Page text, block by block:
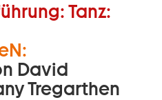
Tanz:
David
Tregarthen